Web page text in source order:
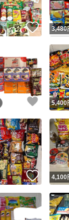
Yahoo!フ
安心取引
いいね
3,480
いいね
5,400
いいね
4,100